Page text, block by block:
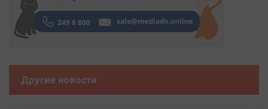
Другие новости